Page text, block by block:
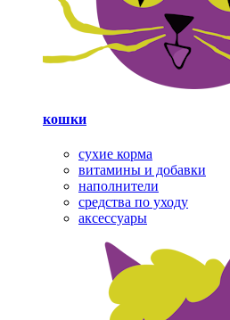
кошки
сухие корма
витамины и добавки
наполнители
средства по уходу
аксессуары